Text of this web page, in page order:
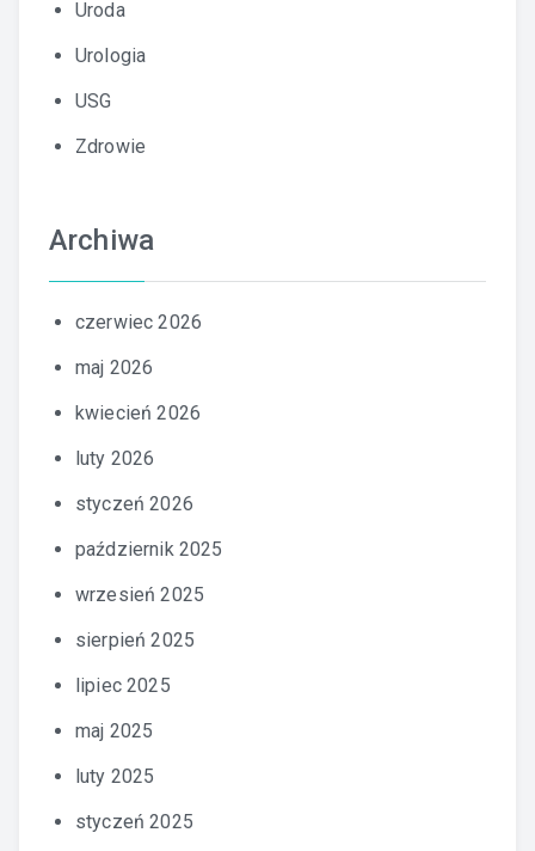
Uroda
Urologia
USG
Zdrowie
Archiwa
czerwiec 2026
maj 2026
kwiecień 2026
luty 2026
styczeń 2026
październik 2025
wrzesień 2025
sierpień 2025
lipiec 2025
maj 2025
luty 2025
styczeń 2025